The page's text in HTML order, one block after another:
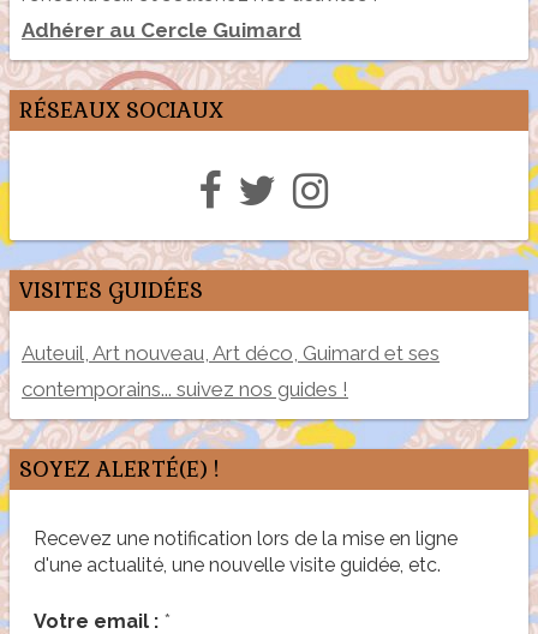
Adhérer au Cercle Guimard
RÉSEAUX SOCIAUX
VISITES GUIDÉES
Auteuil, Art nouveau, Art déco, Guimard et ses
contemporains... suivez nos guides !
SOYEZ ALERTÉ(E) !
Recevez une notification lors de la mise en ligne
d'une actualité, une nouvelle visite guidée, etc.
Votre email : *